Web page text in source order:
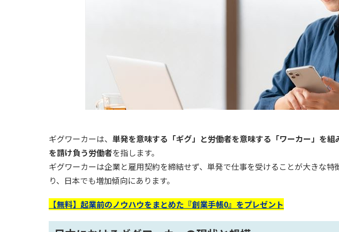
ギグワーカーは、 単発を意味する「ギグ」と労働者を意味する「ワーカー」を
を請け負う労働者を指します。
ギグワーカーは企業と雇用契約を締結せず、単発で仕事を受けることが大きな特
り、日本でも増加傾向にあります。
【無料】起業前のノウハウをまとめた『創業手帳0』をプレゼント